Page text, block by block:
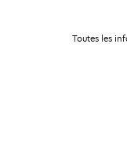
Toutes les